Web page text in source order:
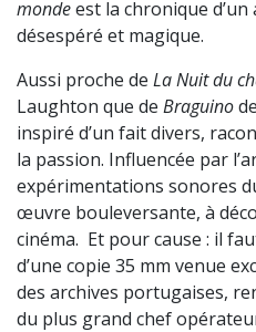
mondeest la chronique
désespéré et magique.
Aussi proche de La Nuit du
Laughton que de Braguino
inspiré d’un fait divers,
la passion. Influencée par
expérimentations sonores
œuvre bouleversante, à
cinéma. Et pour cause : il
d’une copie 35 mm venue
des archives portugaises,
du plus grand chef